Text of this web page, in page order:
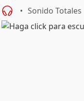
Sonido Totales